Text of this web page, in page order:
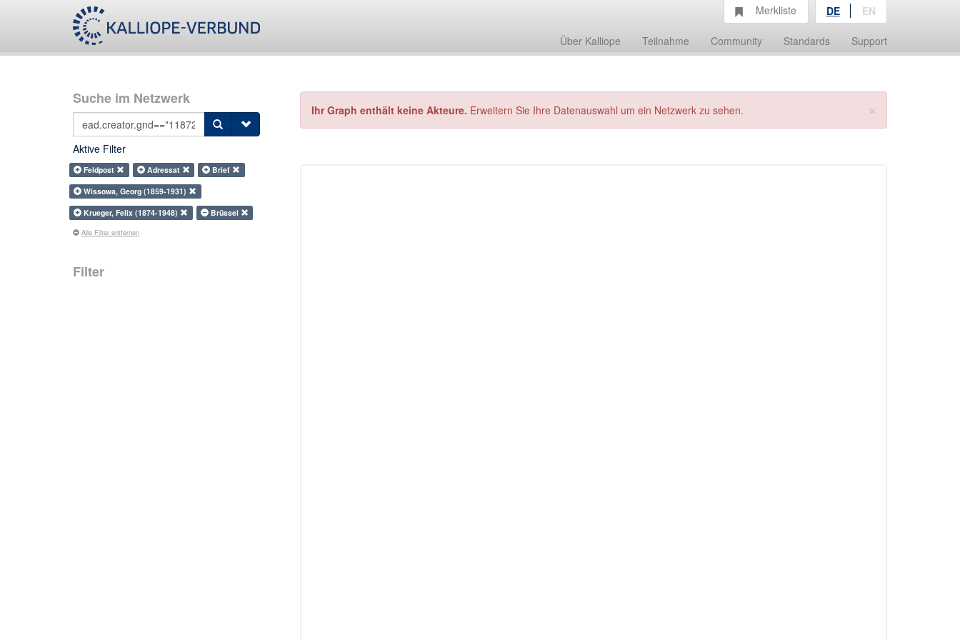
Über Kalliope Teilnahme Community Standards Support
Merkliste DE EN
Suche im Netzwerk
Aktive Filter
Feldpost Adressat
Brief
Wissowa, Georg (1859-1931)
Krueger, Felix (1874-1948)
Brüssel
Alle Filter entfernen
Filter
×
Ihr Graph enthält keine Akteure. Erweitern Sie Ihre Datenauswahl um ein Netzwerk zu sehen.